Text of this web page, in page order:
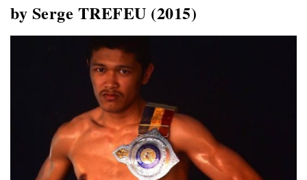
by Serge TREFEU (2015)